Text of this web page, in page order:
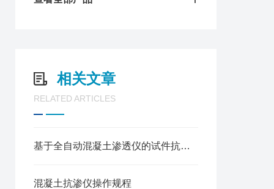
相关文章
RELATED ARTICLES
基于全自动混凝土渗透仪的试件抗渗性能检测方法
混凝土抗渗仪操作规程